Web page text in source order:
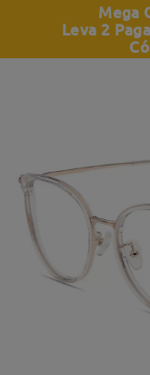
Mega
Leva 2